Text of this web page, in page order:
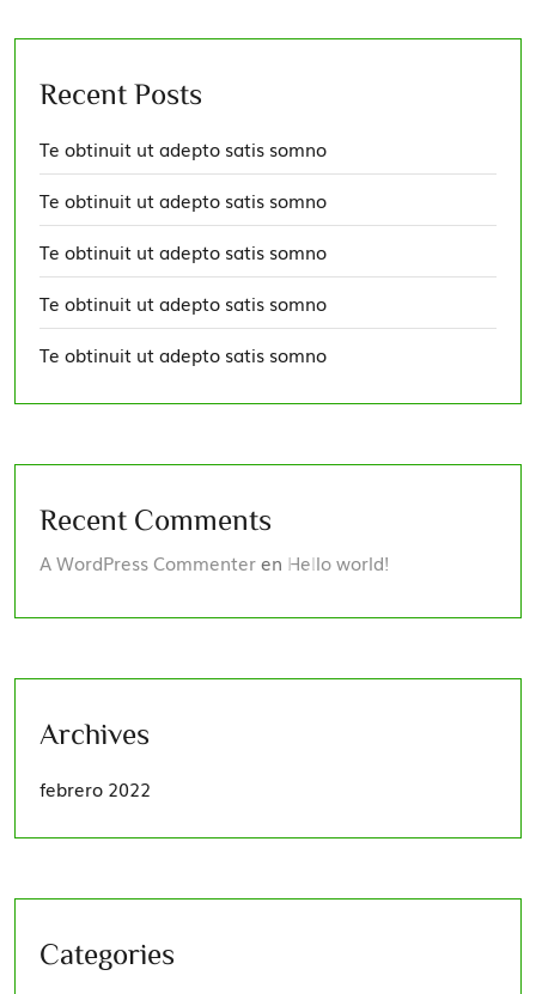
Recent Posts
Te obtinuit ut adepto satis somno
Te obtinuit ut adepto satis somno
Te obtinuit ut adepto satis somno
Te obtinuit ut adepto satis somno
Te obtinuit ut adepto satis somno
Recent Comments
A WordPress Commenteren Hello world!
Archives
febrero 2022
Categories